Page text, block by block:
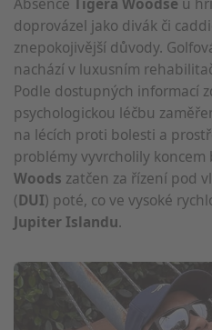
doprovázel jako divák či
znepokojivější důvody.
nachází v luxusním
Podle dostupných informací
psychologickou léčbu
na lécích proti bolesti a
problémy vyvrcholily
Woods zatčen za řízení pod
(DUI) poté, co ve vysoké
Jupiter Islandu.